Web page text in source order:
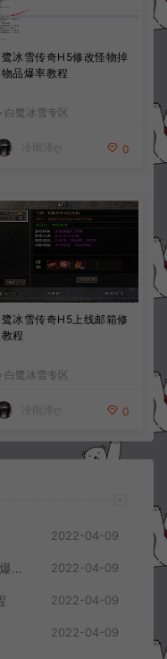
鹭冰雪传奇H5修改怪物掉
品爆率教程
白鹭冰雪专区
冷雨泽ღ 0
鹭冰雪传奇H5上线邮箱修
程
白鹭冰雪专区
冷雨泽ღ 0
2022-04-09
白鹭冰雪传奇H5修改怪物掉落物品爆率教程 2022-04-09
2022-04-09
2022-04-09